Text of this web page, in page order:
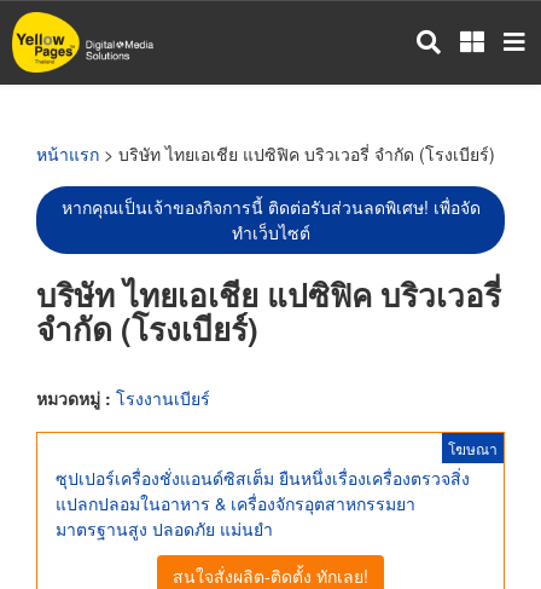
ข้าม
ไป
หน้าแรก > บริษัท ไทยเอเชีย แปซิฟิค บริวเวอรี่ จำกัด (โรงเบียร์)
หากคุณเป็นเจ้าของกิจการนี้ ติดต่อรับส่วนลดพิเศษ! เพื่อจัด
ทำเว็บไซต์
บริษัท ไทยเอเชีย แปซิฟิค บริวเวอรี่
จำกัด (โรงเบียร์)
หมวดหมู่ : โรงงานเบียร์
โฆษณา
ซุปเปอร์เครื่องชั่งแอนด์ซิสเต็ม ยืนหนึ่งเรื่องเครื่องตรวจสิ่ง
แปลกปลอมในอาหาร & เครื่องจักรอุตสาหกรรมยา
มาตรฐานสูง ปลอดภัย แม่นยำ
สนใจสั่งผลิต-ติดตั้ง ทักเลย!